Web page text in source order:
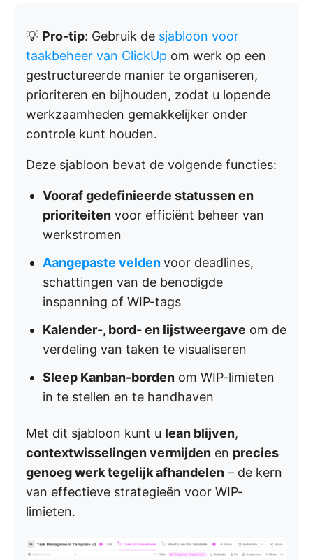
💡 Pro-tip: Gebruik de sjabloon voor
taakbeheer van ClickUp om werk op een
gestructureerde manier te organiseren,
prioriteren en bijhouden, zodat u lopende
werkzaamheden gemakkelijker onder
controle kunt houden.
Deze sjabloon bevat de volgende functies:
Vooraf gedefinieerde statussen en
prioriteiten voor efficiënt beheer van
werkstromen
Aangepaste veldenvoor deadlines,
schattingen van de benodigde
inspanning of WIP-tags
Kalender-, bord- en lijstweergave om de
verdeling van taken te visualiseren
Sleep Kanban-borden om WIP-limieten
in te stellen en te handhaven
Met dit sjabloon kunt u lean blijven,
contextwisselingen vermijden en precies
genoeg werk tegelijk afhandelen – de kern
van effectieve strategieën voor WIP-
limieten.